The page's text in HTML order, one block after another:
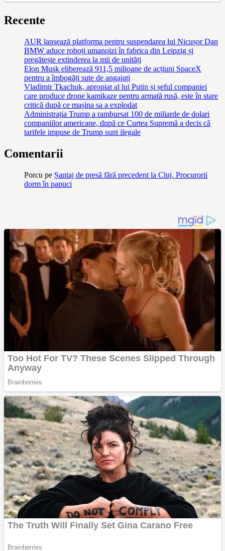
Recente
AUR lansează platforma pentru suspendarea lui Nicușor Dan
BMW aduce roboți umanoizi în fabrica din Leipzig și
pregătește extinderea la mii de unități
Elon Musk eliberează 911,5 milioane de acțiuni SpaceX
pentru a îmbogăți sute de angajați
Vladimir Tkachuk, apropiat al lui Putin și șeful companiei
care produce drone kamikaze pentru armată rusă, este în stare
critică după ce mașina sa a explodat
Administrația Trump a rambursat 100 de miliarde de dolari
companiilor americane, după ce Curtea Supremă a decis că
tarifele impuse de Trump sunt ilegale
Comentarii
Porcu pe Șantaj de presă fără precedent la Cluj. Procurorii
dorm în papuci